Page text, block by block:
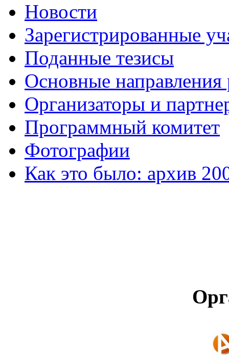
Новости
Зарегистрированные
Поданные тезисы
Основные направления
Организаторы и
Программный комитет
Фотографии
Как это было: архив